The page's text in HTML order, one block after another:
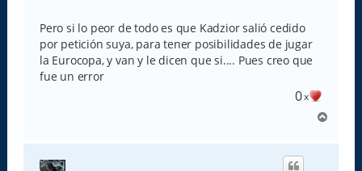
s
a
j
e
Pero si lo peor de todo es que Kadzior salió cedido
por petición suya, para tener posibilidades de jugar
la Eurocopa, y van y le dicen que si.... Pues creo que
fue un error
0x
r